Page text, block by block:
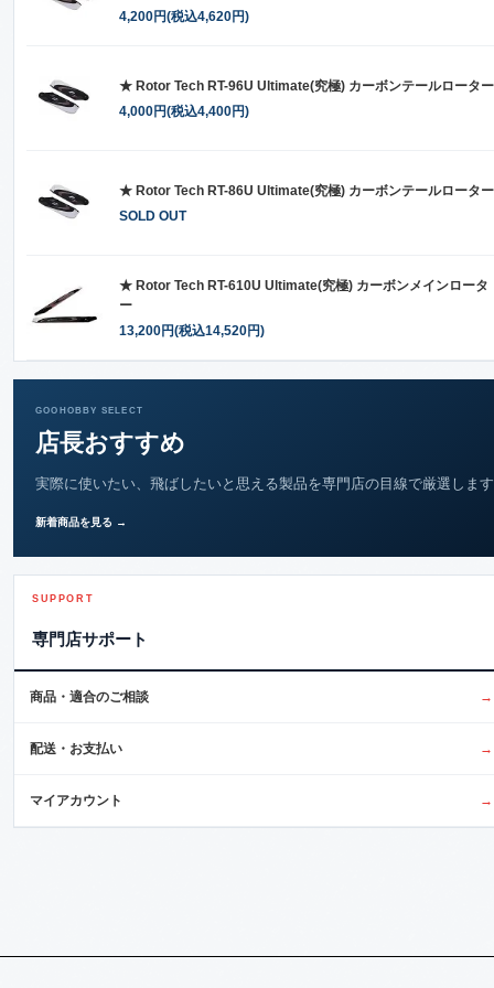
4,200円(税込4,620円)
★ Rotor Tech RT-96U Ultimate(究極) カーボンテールローター
4,000円(税込4,400円)
★ Rotor Tech RT-86U Ultimate(究極) カーボンテールローター
SOLD OUT
★ Rotor Tech RT-610U Ultimate(究極) カーボンメインロータ
ー
13,200円(税込14,520円)
GOOHOBBY SELECT
店長おすすめ
実際に使いたい、飛ばしたいと思える製品を専門店の目線で厳選しま
新着商品を見る →
SUPPORT
専門店サポート
商品・適合のご相談 →
配送・お支払い →
マイアカウント →